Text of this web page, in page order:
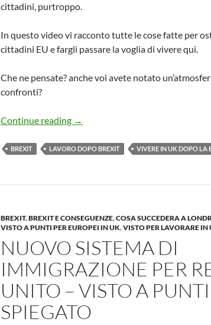
cittadini, purtroppo.
In questo video vi racconto tutte le cose fatte per
cittadini EU e fargli passare la voglia di vivere qui.
Che ne pensate? anche voi avete notato
confronti?
Continue reading Gli effetti Nefasti della Brexit sui
→
BREXIT LAVORO DOPO BREXIT VIVERE IN UK DOPO LA
BREXIT,BREXIT E CONSEGUENZE,COSA SUCCEDERA A
VISTO A PUNTI PER EUROPEI IN UK,VISTO PER LAVORARE IN
NUOVO SISTEMA DI
IMMIGRAZIONE PER
UNITO – VISTO A PUNTI
SPIEGATO